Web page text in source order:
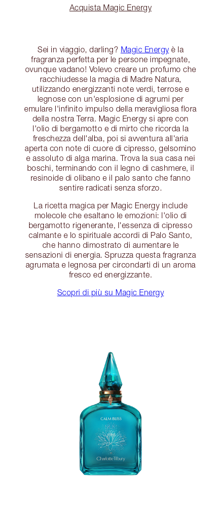
Acquista Magic Energy
Sei in viaggio, darling? Magic Energyè la
fragranza perfetta per le persone impegnate,
ovunque vadano! Volevo creare un profumo che
racchiudesse la magia di Madre Natura,
utilizzando energizzanti note verdi, terrose e
legnose con un'esplosione di agrumi per
emulare l'infinito impulso della meravigliosa flora
della nostra Terra. Magic Energy si apre con
l'olio di bergamotto e di mirto che ricorda la
freschezza dell'alba, poi si avventura all'aria
aperta con note di cuore di cipresso, gelsomino
e assoluto di alga marina. Trova la sua casa nei
boschi, terminando con il legno di cashmere, il
resinoide di olibano e il palo santo che fanno
sentire radicati senza sforzo.
La ricetta magica per Magic Energy include
molecole che esaltano le emozioni: l'olio di
bergamotto rigenerante, l'essenza di cipresso
calmante e lo spirituale accordi di Palo Santo,
che hanno dimostrato di aumentare le
sensazioni di energia. Spruzza questa fragranza
agrumata e legnosa per circondarti di un aroma
fresco ed energizzante.
Scopri di più su Magic Energy